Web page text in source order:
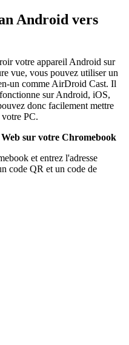
Android vers
votre appareil Android sur
vue, vous pouvez utiliser un
un comme AirDroid Cast. Il
sur Android, iOS,
donc facilement mettre
PC.
sur votre Chromebook
et entrez l'adresse
code QR et un code de